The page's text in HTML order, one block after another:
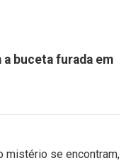
buceta furada em
mistério se encontram,